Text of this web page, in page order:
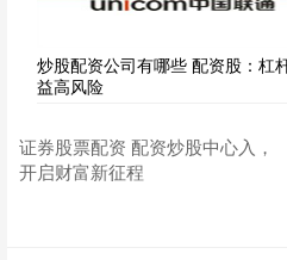
炒股配资公司有哪些 配资股：杠
益高风险
证券股票配资 配资炒股中心入，
开启财富新征程